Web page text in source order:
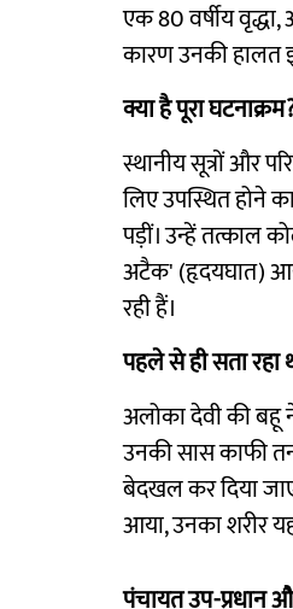
एक 80 वर्षीय
कारण उनकी हालत
क्या है पूरा
स्थानीय सूत्रों और
लिए उपस्थित होने
पड़ीं। उन्हें तत्काल
अटैक' (हृदयघात)
रही हैं।
पहले से ही सता रहा
अलोका देवी की बहू
उनकी सास काफी
बेदखल कर दिया
आया, उनका शरीर
पंचायत उप-प्रधान